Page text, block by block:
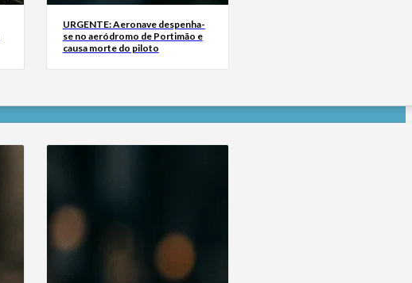
URGENTE: Aeronave despenha-
se no aeródromo de Portimão e
causa morte do piloto